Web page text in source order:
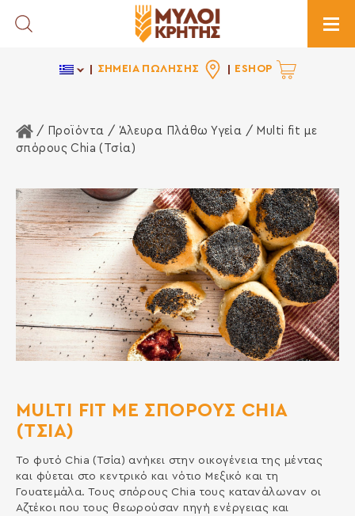
Toggle Search
ΣΗΜΕΙΑ ΠΩΛΗΣΗΣ ESHOP
Αρχική Σελίδα
/ Προϊόντα / Άλευρα Πλάθω Υγεία / Multi fit με
σπόρους Chia (Τσία)
MULTI FIT ΜΕ ΣΠΟΡΟΥΣ CHIA
(ΤΣΙΑ)
Το φυτό Chia (Τσία) ανήκει στην οικογένεια της µέντας
και φύεται στο κεντρικό και νότιο Μεξικό και τη
Γουατεµάλα. Τους σπόρους Chia τους κατανάλωναν οι
Αζτέκοι που τους θεωρούσαν πηγή ενέργειας και